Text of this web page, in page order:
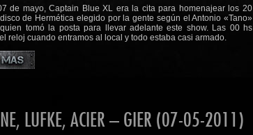
de mayo, Captain Blue XL era la cita para homenajear los 20
de Hermética elegido por la gente según el Antonio «Tano»
tomó la posta para llevar adelante este show. Las 00 hs
reloj cuando entramos al local y todo estaba casi armado.
LUFKE, ACIER – GIER (07-05-2011)